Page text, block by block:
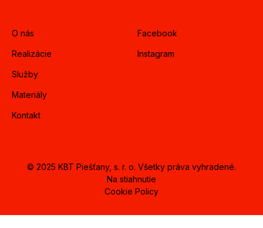
O nás
Realizácie
Služby
Materiály
Kontakt
Facebook
Instagram
© 2025 KBT Piešťany, s. r. o. Všetky práva vyhradené.
Na stiahnutie
Cookie Policy